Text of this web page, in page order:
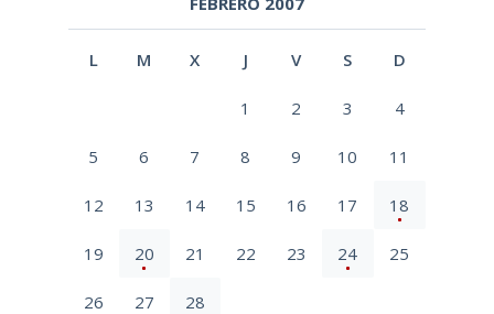
L M X J V S D
1 2 3 4
5 6 7 8 9 10 11
12 13 14 15 16 17 18
19 20 21 22 23 24 25
26 27 28